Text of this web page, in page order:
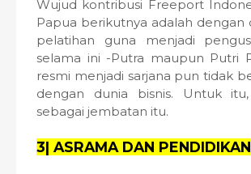
Wujud kontribusi Freeport
Papua berikutnya adalah dengan
pelatihan guna menjadi
selama ini -Putra maupun Putri
resmi menjadi sarjana pun tidak
dengan dunia bisnis. Untuk
sebagai jembatan itu.
3| ASRAMA DAN PENDIDIKAN